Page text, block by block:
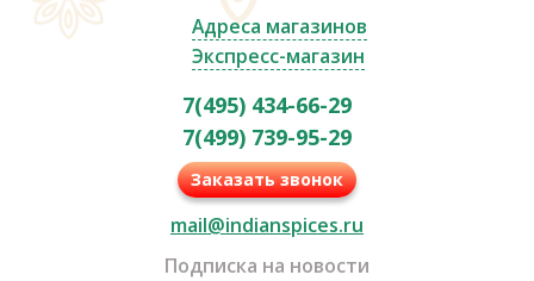
Адреса магазинов
Экспресс-магазин
7(495) 434-66-29
7(499) 739-95-29
Заказать звонок
mail@indianspices.ru
Подписка на новости